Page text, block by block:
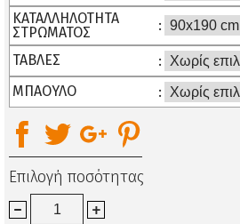
ΚΑΤΑΛΛΗΛΟΤΗΤΑ
ΣΤΡΩΜΑΤΟΣ
ΤΑΒΛΕΣ
ΜΠΑΟΥΛΟ
Επιλογή ποσότητας